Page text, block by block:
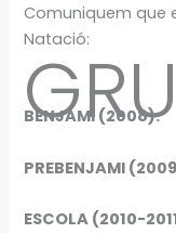
Comuniquem que
Natació:
BENJAMI (2008).
PREBENJAMI
ESCOLA (2010-